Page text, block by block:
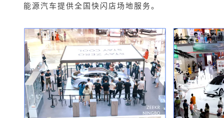
能源汽车提供全国快闪店场地服务。